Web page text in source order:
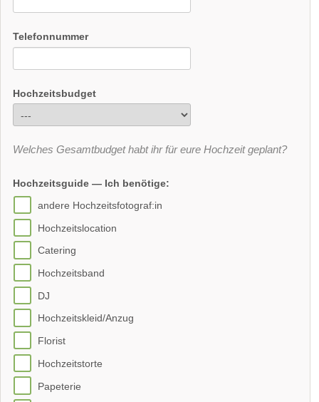
Telefonnummer
Hochzeitsbudget
Welches Gesamtbudget habt ihr für eure Hochzeit geplant?
Hochzeitsguide — Ich benötige:
andere Hochzeitsfotograf:in
Hochzeitslocation
Catering
Hochzeitsband
DJ
Hochzeitskleid/Anzug
Florist
Hochzeitstorte
Papeterie